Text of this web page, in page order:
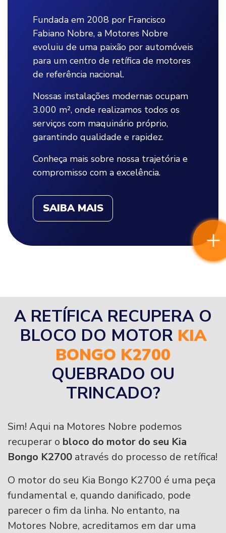
Fundada em 2008 por Francisco
Fabiano Nobre, a Motores Nobre
evoluiu de uma paixão por automóveis
para um centro de retífica de motores
de referência nacional.
Nossas instalações modernas ocupam
3.000 m², onde realizamos todos os
serviços com maquinário próprio,
garantindo qualidade e rapidez.
Conheça mais sobre nossa trajetória e
compromisso com a excelência.
SAIBA MAIS
A RETÍFICA RECUPERA O
BLOCO DO MOTOR KIA
BONGO K2700
QUEBRADO OU
TRINCADO?
Sim! Aqui na Motores Nobre podemos
recuperar o bloco do motor do seu Kia
Bongo K2700 através do processo de retífica!
O motor do seu Kia Bongo K2700 é uma peça
fundamental e, quando danificado, pode
parecer o fim da linha. No entanto, na
Motores Nobre, acreditamos em dar uma